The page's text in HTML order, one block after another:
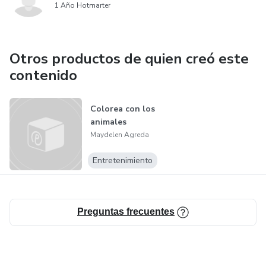
1 Año Hotmarter
Otros productos de quien creó este
contenido
Colorea con los
animales
Maydelen Agreda
Entretenimiento
Preguntas frecuentes